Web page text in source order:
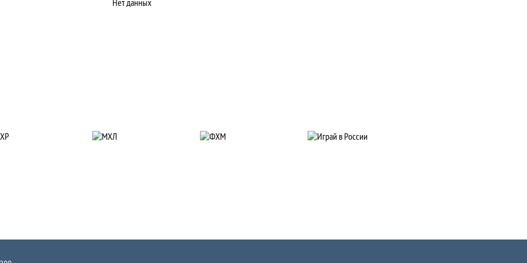
Нет данных